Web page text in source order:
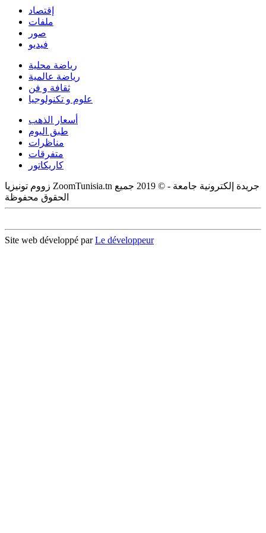
إقتصاد
ملفات
صور
فيديو
رياضة محلية
رياضة عالمية
ثقافة و فن
علوم و تكنولوجيا
أسعار الذهب
طبق اليوم
مناظرات
متفرقات
كاريكاتور
زووم تونيزيا ZoomTunisia.tn جريدة إلكترونية جامعة - © 2019 جميع
الحقوق محفوظة
Site web développé parLe développeur